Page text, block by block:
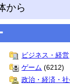
から
ビジネス・経営
ゲーム (6212)
政治・経済・